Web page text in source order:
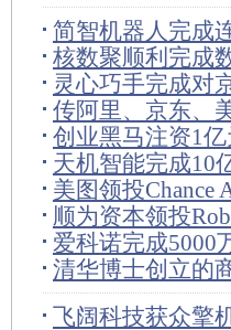
动港股IPO
简智机器人完成
团、滴滴、德联
核数聚顺利完成
灵心巧手完成对
惠化落地
传阿里、京东、
创业黑马注资1
多项AI业务
天机智能完成10
领投
美图领投Chance
赛道
顺为资本领投
爱科诺完成5000
清华博士创立的
仑资本、高榕创
飞阔科技获众擎